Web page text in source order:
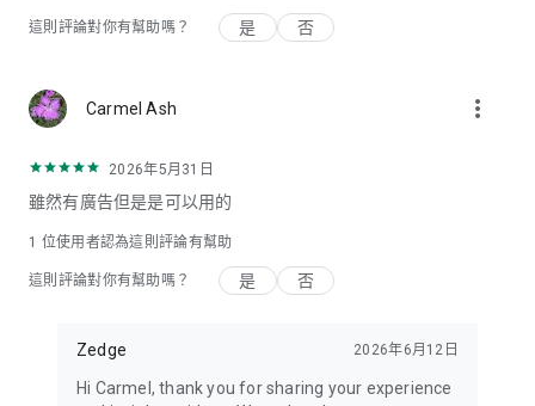
• 無需下載即可將音效與桌布新增至我的最愛
• 僅需簡單登入一次，即可在所有裝置上存取自己的鈴聲與背景
• 為特殊場合、生日、週年紀念日及更多日子新增自訂內容。
人資訊或檔案。
這則評論對你有幫助嗎？ 是 否
Carmel Ash more_vert
2026年5月31日
雖然有廣告但是是可以用的
1 位使用者認為這則評論有幫助
這則評論對你有幫助嗎？ 是 否
Zedge 2026年6月12日
Hi Carmel, thank you for sharing your experience